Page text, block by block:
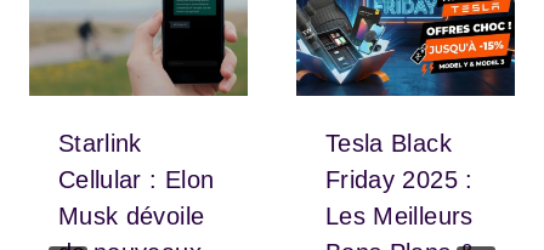
Starlink
Cellular : Elon
Musk dévoile
Tesla Black
Friday 2025 :
Les Meilleurs